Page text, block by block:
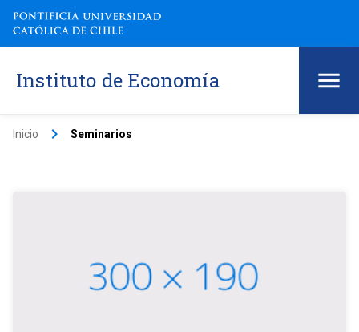
Instituto de Economía
Inicio keyboard_arrow_right Seminarios